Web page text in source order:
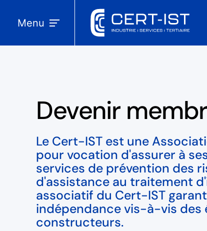
Menu
Devenir
Le Cert-IST est une
pour vocation d'assurer à
services de prévention des
d'assistance au traitement
associatif du Cert-IST
indépendance vis-à-vis des
constructeurs.